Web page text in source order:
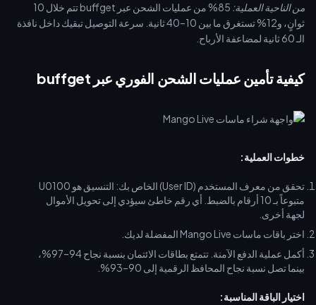
من الناحية العملية:
85% من عمليات الشحن عبر buffget تتم خلال 10
ثوانٍ، و12% تستغرق ما بين 10–40 ثانية. سرعة التوصيل تبقيك داخل نافذة
الـ 60 ثانية لمضاعفة الأرباح.
كيفية تأمين عمليات الشحن الفوري عبر buffget
خطوات العملية:
تحقق من معرف المستخدم (User ID) الخاص بك: التنسيق هو U0100
متبوعاً بـ 10 أرقام بالضبط. أي رقم خاطئ سيؤدي إلى تحويل الأموال
لجهة أخرى.
اختر باقات ماسات Mango Live المفضلة لديك.
أكمل عملية الدفع الآمنة. تتمتع بطاقات الائتمان بنسبة نجاح 94–97%،
بينما تصل نسبة نجاح المحافظ الرقمية إلى 90–93%.
اختيار الباقة المناسبة: